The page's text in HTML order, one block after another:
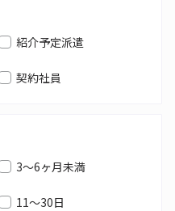
紹介予定派遣
契約社員
3～6ヶ月未満
11～30日